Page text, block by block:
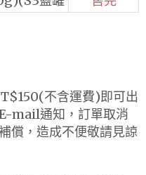
不含運費)即可出
mail通知，訂單取消
償，造成不便敬請見諒